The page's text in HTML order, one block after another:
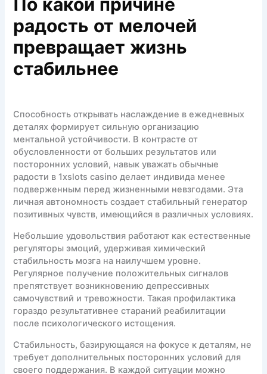
По какой причине
радость от мелочей
превращает жизнь
стабильнее
Способность открывать наслаждение в ежедневных
деталях формирует сильную организацию
ментальной устойчивости. В контрасте от
обусловленности от больших результатов или
посторонних условий, навык уважать обычные
радости в 1xslots casino делает индивида менее
подверженным перед жизненными невзгодами. Эта
личная автономность создает стабильный генератор
позитивных чувств, имеющийся в различных условиях.
Небольшие удовольствия работают как естественные
регуляторы эмоций, удерживая химический
стабильность мозга на наилучшем уровне.
Регулярное получение положительных сигналов
препятствует возникновению депрессивных
самочувствий и тревожности. Такая профилактика
гораздо результативнее стараний реабилитации
после психологического истощения.
Стабильность, базирующаяся на фокусе к деталям, не
требует дополнительных посторонних условий для
своего поддержания. В каждой ситуации можно